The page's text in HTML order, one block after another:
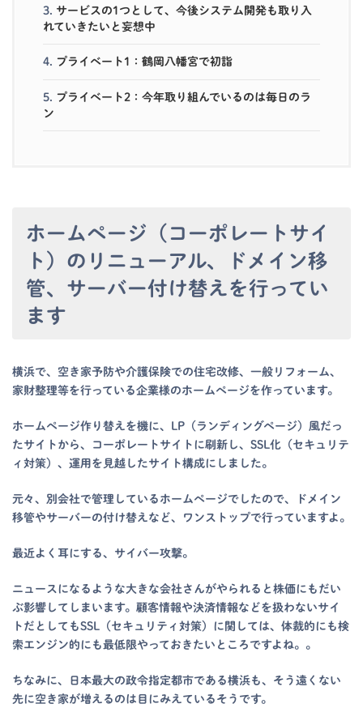
3. サービスの1つとして、今後システム開発も取り入
れていきたいと妄想中
4. プライベート1：鶴岡八幡宮で初詣
5. プライベート2：今年取り組んでいるのは毎日のラ
ン
ホームページ（コーポレートサイ
ト）のリニューアル、ドメイン移
管、サーバー付け替えを行ってい
ます
横浜で、空き家予防や介護保険での住宅改修、一般リフォーム、
家財整理等を行っている企業様のホームページを作っています。
ホームページ作り替えを機に、LP（ランディングページ）風だっ
たサイトから、コーポレートサイトに刷新し、SSL化（セキュリテ
ィ対策）、運用を見越したサイト構成にしました。
元々、別会社で管理しているホームページでしたので、ドメイン
移管やサーバーの付け替えなど、ワンストップで行っていますよ。
最近よく耳にする、サイバー攻撃。
ニュースになるような大きな会社さんがやられると株価にもだい
ぶ影響してしまいます。顧客情報や決済情報などを扱わないサイ
トだとしてもSSL（セキュリティ対策）に関しては、体裁的にも検
索エンジン的にも最低限やっておきたいところですよね。。
ちなみに、日本最大の政令指定都市である横浜も、そう遠くない
先に空き家が増えるのは目にみえているそうです。